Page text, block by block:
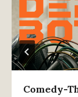
Comedy-